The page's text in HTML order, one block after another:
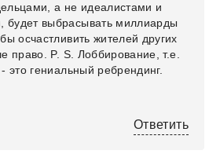
а не идеалистами и
будет выбрасывать миллиарды
осчастливить жителей других
право. P. S. Лоббирование, т.е.
это гениальный ребрендинг.
Ответить